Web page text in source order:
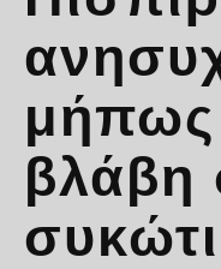
μήπως
βλάβη
συκώτι